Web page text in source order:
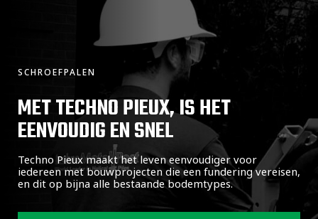
SCHROEFPALEN
MET TECHNO PIEUX, IS HET
EENVOUDIG EN SNEL
Techno Pieux maakt het leven eenvoudiger voor
iedereen met bouwprojecten die een fundering vereisen,
en dit op bijna alle bestaande bodemtypes.